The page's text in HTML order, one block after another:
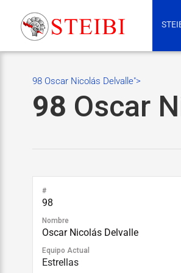
98 Oscar Nicolás Delvalle">
98 Oscar
#
98
Nombre
Oscar Nicolás Delvalle
Equipo Actual
Estrellas